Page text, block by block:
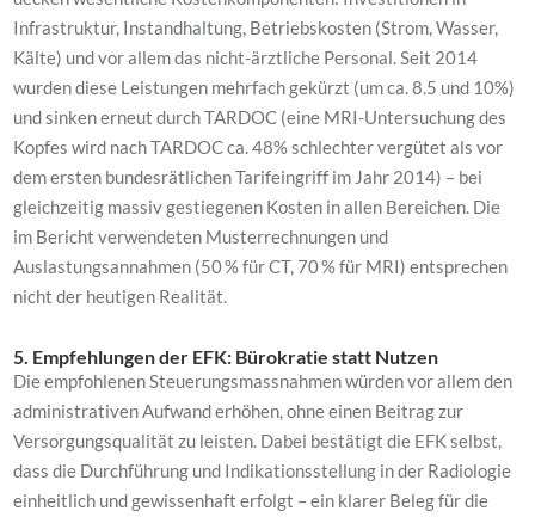
Infrastruktur, Instandhaltung, Betriebskosten (Strom, Wasser,
Kälte) und vor allem das nicht-ärztliche Personal. Seit 2014
wurden diese Leistungen mehrfach gekürzt (um ca. 8.5 und 10%)
und sinken erneut durch TARDOC (eine MRI-Untersuchung des
Kopfes wird nach TARDOC ca. 48% schlechter vergütet als vor
dem ersten bundesrätlichen Tarifeingriff im Jahr 2014) – bei
gleichzeitig massiv gestiegenen Kosten in allen Bereichen. Die
im Bericht verwendeten Musterrechnungen und
Auslastungsannahmen (50 % für CT, 70 % für MRI) entsprechen
nicht der heutigen Realität.
5. Empfehlungen der EFK: Bürokratie statt Nutzen
Die empfohlenen Steuerungsmassnahmen würden vor allem den
administrativen Aufwand erhöhen, ohne einen Beitrag zur
Versorgungsqualität zu leisten. Dabei bestätigt die EFK selbst,
dass die Durchführung und Indikationsstellung in der Radiologie
einheitlich und gewissenhaft erfolgt – ein klarer Beleg für die